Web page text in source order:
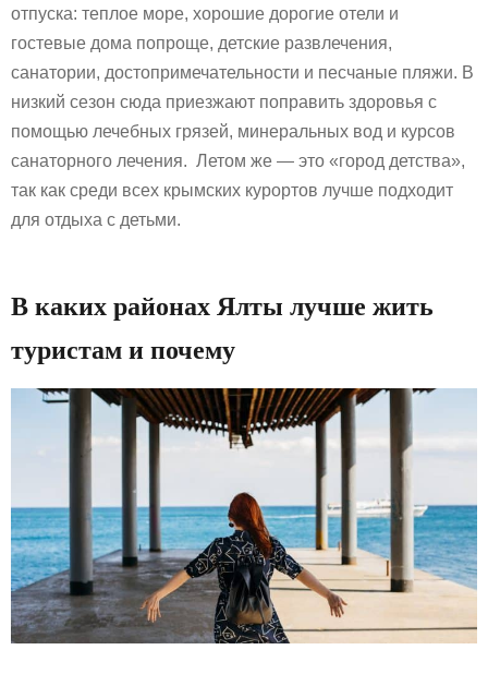
отпуска: теплое море, хорошие дорогие отели и
гостевые дома попроще, детские развлечения,
санатории, достопримечательности и песчаные пляжи. В
низкий сезон сюда приезжают поправить здоровья с
помощью лечебных грязей, минеральных вод и курсов
санаторного лечения. Летом же — это «город детства»,
так как среди всех крымских курортов лучше подходит
для отдыха с детьми.
В каких районах Ялты лучше жить
туристам и почему